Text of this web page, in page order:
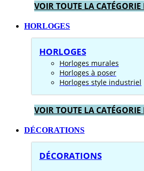
VOIR TOUTE LA
HORLOGES
HORLOGES
Horloges murales
Horloges à poser
Horloges style industriel
VOIR TOUTE LA
DÉCORATIONS
DÉCORATIONS